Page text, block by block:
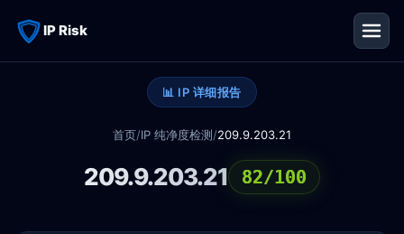
IP Risk
📊 IP 详细报告
首页/IP 纯净度检测/209.9.203.21
209.9.203.21 82/100